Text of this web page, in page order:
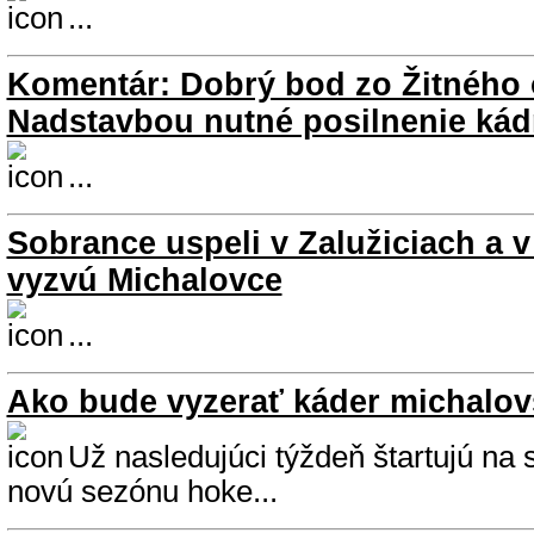
...
Komentár: Dobrý bod zo Žitného
Nadstavbou nutné posilnenie
...
Sobrance uspeli v Zalužiciach a
vyzvú Michalovce
...
Ako bude vyzerať káder
Už nasledujúci týždeň štartujú na
novú sezónu hoke...